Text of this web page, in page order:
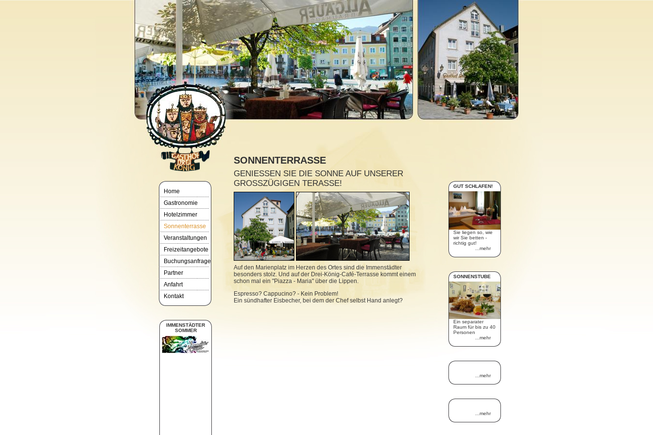
Home
Gastronomie
Hotelzimmer
Sonnenterrasse
Veranstaltungen
Freizeitangebote
Buchungsanfrage
Partner
Anfahrt
Kontakt
IMMENSTÄDTER
SOMMER
SONNENTERRASSE
GENIESSEN SIE DIE SONNE AUF UNSERER G
ROSSZÜGIGEN TERASSE!
Auf den Marienplatz im Herzen des Ortes sind die Immenstädter
besonders stolz. Und auf der Drei-König-Café-Terrasse kommt einem
schon mal ein "Piazza - Maria" über die Lippen.
Espresso? Cappucino? - Kein Problem!
Ein sündhafter Eisbecher, bei dem der Chef selbst Hand anlegt?
GUT SCHLAFEN!
Sie liegen so, wie
wir Sie betten -
richtig gut!
...mehr
SONNENSTUBE
Ein separater
Raum für bis zu 40
Personen
...mehr
...mehr
...mehr